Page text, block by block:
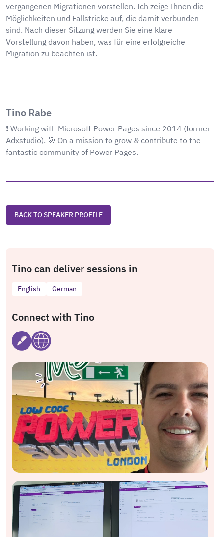
vergangenen Migrationen vorstellen. Ich zeige Ihnen die
Möglichkeiten und Fallstricke auf, die damit verbunden
sind. Nach dieser Sitzung werden Sie eine klare
Vorstellung davon haben, was für eine erfolgreiche
Migration zu beachten ist.
Tino Rabe
❗️ Working with Microsoft Power Pages since 2014 (former
Adxstudio). 🎯 On a mission to grow & contribute to the
fantastic community of Power Pages.
BACK TO SPEAKER PROFILE
Tino can deliver sessions in
English German
Connect with Tino